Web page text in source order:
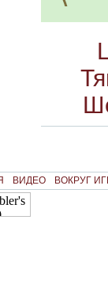
ВИДЕО ВОКРУГ